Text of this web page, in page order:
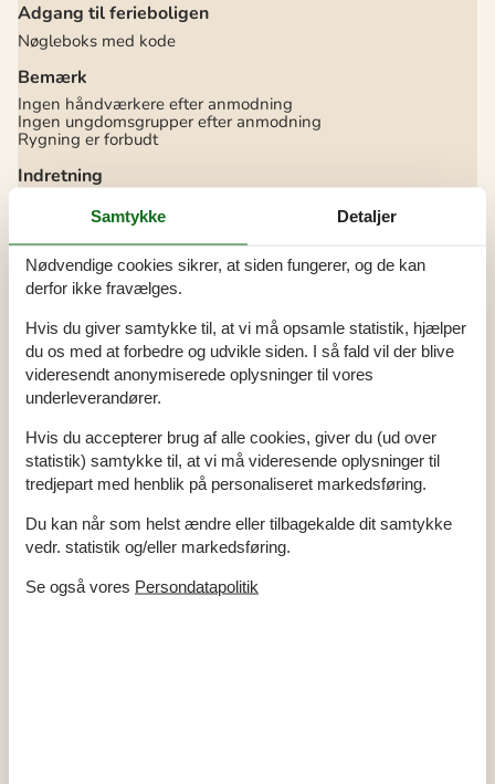
Adgang til ferieboligen
Nøgleboks med kode
Bemærk
Ingen håndværkere efter anmodning
Ingen ungdomsgrupper efter anmodning
Rygning er forbudt
Indretning
Antal voksne inkl. 4-11 år
Bebygget areal 89 m²
Brændeovn
Byggeår 1998
Feriebolig
Husdyr 1
Højstol 1
Varmepumpe
Varmepumpe luft til luft
Antal keramiske kogeplader 4
Køleskab 1
Mikrobølgeovn 1
Opvaskemaskine 1
Varmluftovn
Multimedier
Antal tv'er
Chromecast 1
Samtykke Detaljer
Nødvendige cookies sikrer, at siden fungerer, og de kan
derfor ikke fravælges.
Hvis du giver samtykke til, at vi må opsamle statistik, hjælper
du os med at forbedre og udvikle siden. I så fald vil der blive
videresendt anonymiserede oplysninger til vores
underleverandører.
Hvis du accepterer brug af alle cookies, giver du (ud over
statistik) samtykke til, at vi må videresende oplysninger til
tredjepart med henblik på personaliseret markedsføring.
Du kan når som helst ændre eller tilbagekalde dit samtykke
vedr. statistik og/eller markedsføring.
Se også vores Persondatapolitik